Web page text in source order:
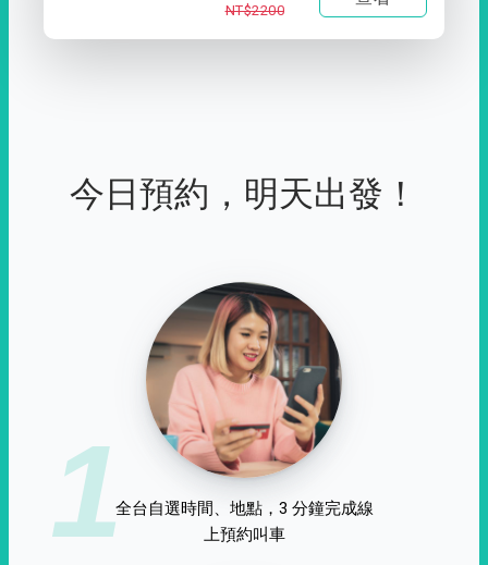
NT$2200
今日預約，明天出發！
1全台自選時間、地點，3 分鐘完成線
上預約叫車